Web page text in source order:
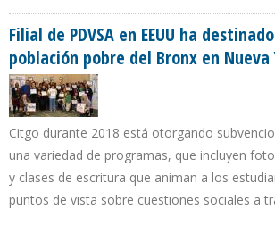
Filial de PDVSA en EEUU ha
población pobre del Bronx en Nueva
Citgo durante 2018 está otorgando
una variedad de programas, que incluyen
y clases de escritura que animan a los
puntos de vista sobre cuestiones sociales a